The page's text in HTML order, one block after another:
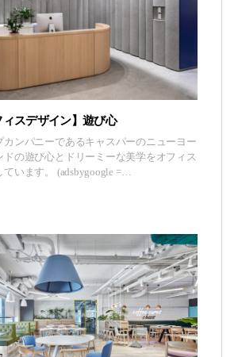
ィスデザイン】遊び心
カンパニーであるキャスパーのニューヨー
ドの遊び心とドリーミーな美学をオフィス
(adsbygoogle =
Research Office